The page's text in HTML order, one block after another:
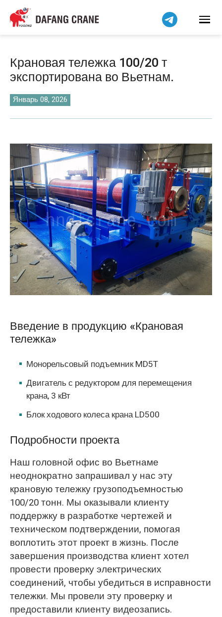
Крановая тележка 100/20 т
экспортирована во Вьетнам.
Январь 08, 2026
Введение в продукцию «Крановая
тележка»
Монорельсовый подъемник MD5T
Двигатель с редуктором для перемещения
крана, 3 кВт
Блок ходового колеса крана LD500
Подробности проекта
Наш головной офис во Вьетнаме
неоднократно запрашивал у нас эту
крановую тележку грузоподъемностью
100/20 тонн. Мы оказывали клиенту
поддержку в разработке чертежей и
техническом подтверждении, помогая
воплотить этот проект в жизнь. После
завершения производства клиент хотел
провести проверку электрических
соединений, чтобы убедиться в исправности
тележки. Мы провели эту проверку и
предоставили клиенту видеозапись.
Bahasa Indonesia
Bahasa Melayu
বাংলা
فارسی
Pilipino
اردو
Čeština
Беларуская мова
Kiswahili
Dansk
Norsk
O‘zbekcha